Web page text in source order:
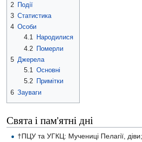
2 Події
3 Статистика
4 Особи
4.1
Народилися
4.2
Померли
5 Джерела
5.1 Основні
5.2
Примітки
6 Зауваги
Свята і пам'ятні дні
†ПЦУ та УГКЦ: Мучениці Пелагії, діви;